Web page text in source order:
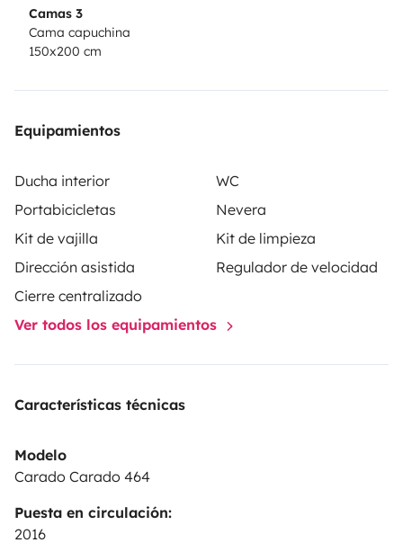
Camas 3
Cama capuchina
150x200 cm
Equipamientos
Ducha interior
WC
Portabicicletas
Nevera
Kit de vajilla
Kit de limpieza
Dirección asistida
Regulador de velocidad
Cierre centralizado
Ver todos los equipamientos
Características técnicas
Modelo
Carado Carado 464
Puesta en circulación:
2016